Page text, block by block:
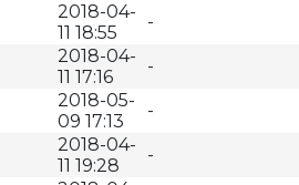
2018-04-
11 18:55
-
2018-04-
11 17:16
-
2018-05-
09 17:13
-
2018-04-
11 19:28
-